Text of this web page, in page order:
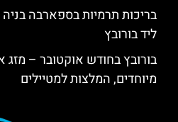
ליד בורובץ
בורובץ בחודש אוקטובר – מזג
מיוחדים, המלצות למטיילים